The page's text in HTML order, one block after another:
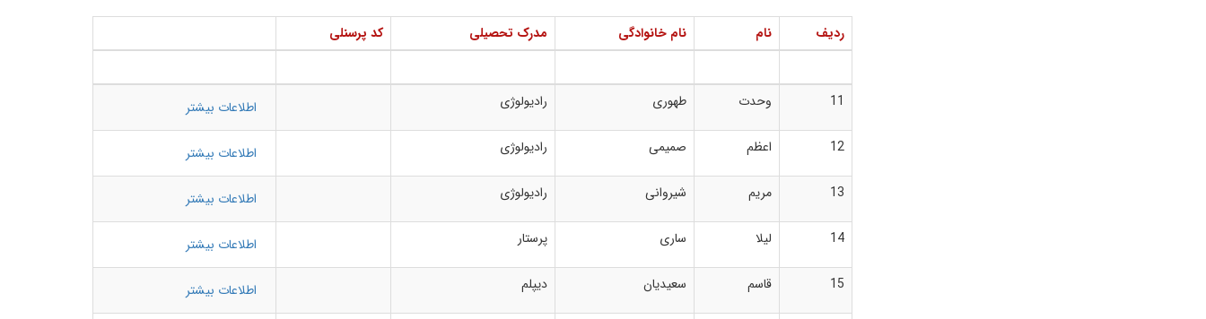
ردیف نام نام خانوادگی مدرک تحصیلی کد پرسنلی
11 وحدت طهوری رادیولوژی
اطلاعات بیشتر
12
اعظم صمیمی رادیولوژی
اطلاعات بیشتر
13
مریم شیروانی رادیولوژی
اطلاعات بیشتر
14
لیلا ساری پرستار
اطلاعات بیشتر
15
قاسم سعیدیان دیپلم
اطلاعات بیشتر